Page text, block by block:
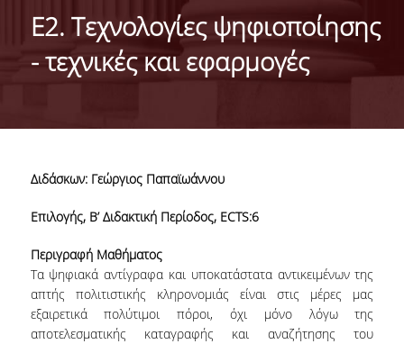
ΜΑΘΗΣΙΑΚΑ ΑΠΟΤΕΛΕΣΜΑΤΑ
ΔΙΔΑΣΚΟΝΤΕΣ
ΣΕ ΠΟΙΟΥΣ ΑΠΕΥΘΥΝΕΤΑΙ
ΕΙΣΑΓΩΓΗ ΦΟΙΤΗΤΩΝ
E2. Τεχνολογίες ψηφιοποίησης
- τεχνικές και εφαρμογές
Διδάσκων: Γεώργιος Παπαϊωάννου
Επιλογής, B’ Διδακτική Περίοδος, ECTS:6
Περιγραφή Μαθήματος
Τα ψηφιακά αντίγραφα και υποκατάστατα αντικειμένων της
απτής πολιτιστικής κληρονομιάς είναι στις μέρες μας
εξαιρετικά πολύτιμοι πόροι, όχι μόνο λόγω της
αποτελεσματικής καταγραφής και αναζήτησης του